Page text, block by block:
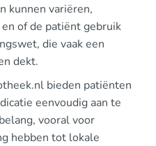
kunnen variëren,
of de patiënt gebruik
die vaak een
dekt.
bieden patiënten
eenvoudig aan te
vooral voor
hebben tot lokale